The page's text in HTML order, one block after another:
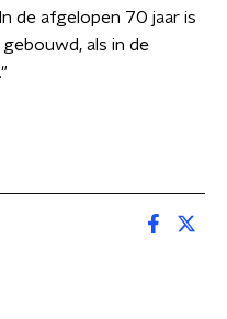
de afgelopen 70 jaar is
als in de